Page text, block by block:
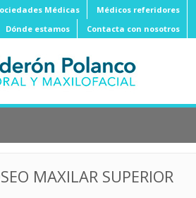
Médicas
Médicos referidores
Dónde estamos
Contacta con nosotros
MAXILAR SUPERIOR